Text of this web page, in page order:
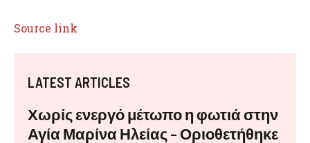
Source link
LATEST ARTICLES
Χωρίς ενεργό μέτωπο η φωτιά στην
Αγία Μαρίνα Ηλείας – Οριοθετήθηκε